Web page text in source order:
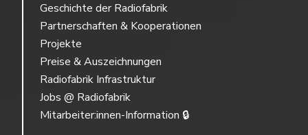
Geschichte der Radiofabrik
Partnerschaften & Kooperationen
Projekte
Preise & Auszeichnungen
Radiofabrik Infrastruktur
Jobs @ Radiofabrik
Mitarbeiter:innen-Information 🔒